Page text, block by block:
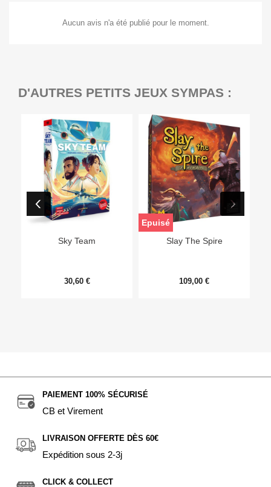
Aucun avis n'a été publié pour le moment.
D'AUTRES PETITS JEUX SYMPAS :
Sky Team
30,60 €
Slay The Spire
109,00 €
Epuisé
PAIEMENT 100% SÉCURISÉ
CB et Virement
LIVRAISON OFFERTE DÈS 60€
Expédition sous 2-3j
CLICK & COLLECT